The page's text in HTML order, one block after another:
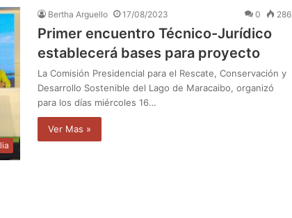
Bertha Arguello 17/08/2023 0 286
Primer encuentro Técnico-Jurídico
establecerá bases para proyecto
La Comisión Presidencial para el Rescate, Conservación y
Desarrollo Sostenible del Lago de Maracaibo, organizó
para los días miércoles 16…
Ver Mas »